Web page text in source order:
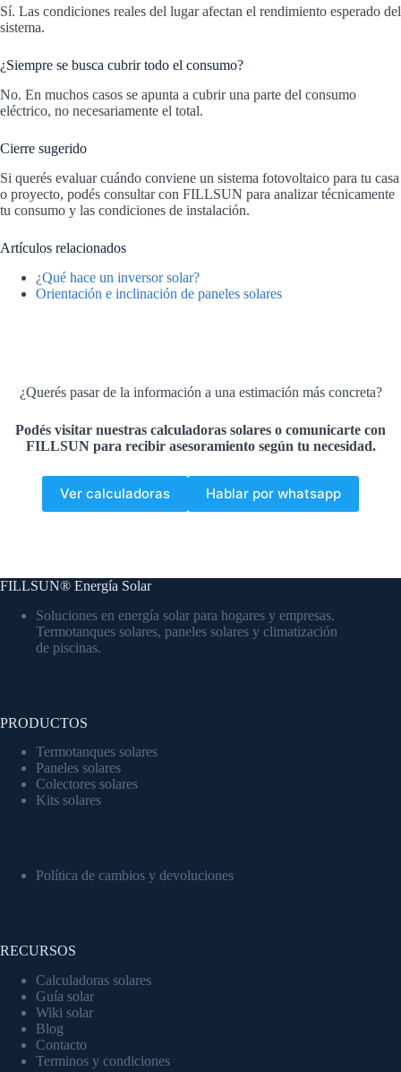
Sí. Las condiciones reales del lugar afectan el rendimiento esperado del
sistema.
¿Siempre se busca cubrir todo el consumo?
No. En muchos casos se apunta a cubrir una parte del consumo
eléctrico, no necesariamente el total.
Cierre sugerido
Si querés evaluar cuándo conviene un sistema fotovoltaico para tu casa
o proyecto, podés consultar con FILLSUN para analizar técnicamente
tu consumo y las condiciones de instalación.
Artículos relacionados
¿Qué hace un inversor solar?
Orientación e inclinación de paneles solares
¿Querés pasar de la información a una estimación más concreta?
Podés visitar nuestras calculadoras solares o comunicarte con
FILLSUN para recibir asesoramiento según tu necesidad.
Ver calculadoras Hablar por whatsapp
FILLSUN® Energía Solar
Soluciones en energía solar para hogares y empresas.
Termotanques solares, paneles solares y climatización
de piscinas.
PRODUCTOS
Termotanques solares
Paneles solares
Colectores solares
Kits solares
Política de cambios y devoluciones
RECURSOS
Calculadoras solares
Guía solar
Wiki solar
Blog
Contacto
Terminos y condiciones